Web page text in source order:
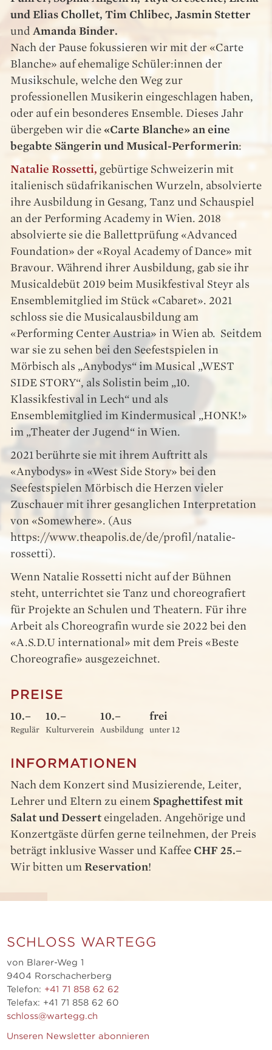
und Elias Chollet, Tim Chlibec, Jasmin Stetter
und Amanda Binder.
Nach der Pause fokussieren wir mit der «Carte
Blanche» auf ehemalige Schüler:innen der
Musikschule, welche den Weg zur
professionellen Musikerin eingeschlagen haben,
oder auf ein besonderes Ensemble. Dieses Jahr
übergeben wir die «Carte Blanche» an eine
begabte Sängerin und Musical-Performerin:
Natalie Rossetti, gebürtige Schweizerin mit
italienisch südafrikanischen Wurzeln, absolvierte
ihre Ausbildung in Gesang, Tanz und Schauspiel
an der Performing Academy in Wien. 2018
absolvierte sie die Ballettprüfung «Advanced
Foundation» der «Royal Academy of Dance» mit
Bravour. Während ihrer Ausbildung, gab sie ihr
Musicaldebüt 2019 beim Musikfestival Steyr als
Ensemblemitglied im Stück «Cabaret». 2021
schloss sie die Musicalausbildung am
«Performing Center Austria» in Wien ab. Seitdem
war sie zu sehen bei den Seefestspielen in
Mörbisch als „Anybodys“ im Musical „WEST
SIDE STORY“, als Solistin beim „10.
Klassikfestival in Lech“ und als
Ensemblemitglied im Kindermusical „HONK!»
im „Theater der Jugend“ in Wien.
2021 berührte sie mit ihrem Auftritt als
«Anybodys» in «West Side Story» bei den
Seefestspielen Mörbisch die Herzen vieler
Zuschauer mit ihrer gesanglichen Interpretation
von «Somewhere». (Aus
https://www.theapolis.de/de/profil/natalie-
rossetti).
Wenn Natalie Rossetti nicht auf der Bühnen
steht, unterrichtet sie Tanz und choreografiert
für Projekte an Schulen und Theatern. Für ihre
Arbeit als Choreografin wurde sie 2022 bei den
«A.S.D.U international» mit dem Preis «Beste
Choreografie» ausgezeichnet.
PREISE
10.–
Regulär
10.–
Kulturverein
10.–
Ausbildung
frei
unter 12
INFORMATIONEN
Nach dem Konzert sind Musizierende, Leiter,
Lehrer und Eltern zu einem Spaghettifest mit
Salat und Dessert eingeladen. Angehörige und
Konzertgäste dürfen gerne teilnehmen, der Preis
beträgt inklusive Wasser und Kaffee CHF 25.–
Wir bitten um Reservation!
SCHLOSS WARTEGG
von Blarer-Weg 1
9404 Rorschacherberg
Telefon: +41 71 858 62 62
Telefax: +41 71 858 62 60
schloss@wartegg.ch
Unseren Newsletter abonnieren